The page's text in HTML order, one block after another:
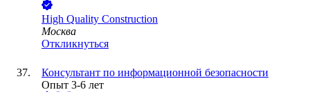
High Quality Construction
Москва
Откликнуться
Консультант по информационной безопасности
Опыт 3-6 лет